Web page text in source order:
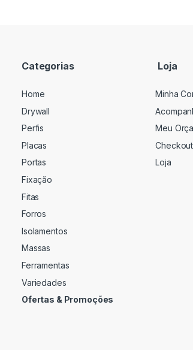
Categorias
Home
Drywall
Perfis
Placas
Portas
Fixação
Fitas
Forros
Isolamentos
Massas
Ferramentas
Variedades
Ofertas & Promoções
Loja
Minha
Meu
Checkout
Loja